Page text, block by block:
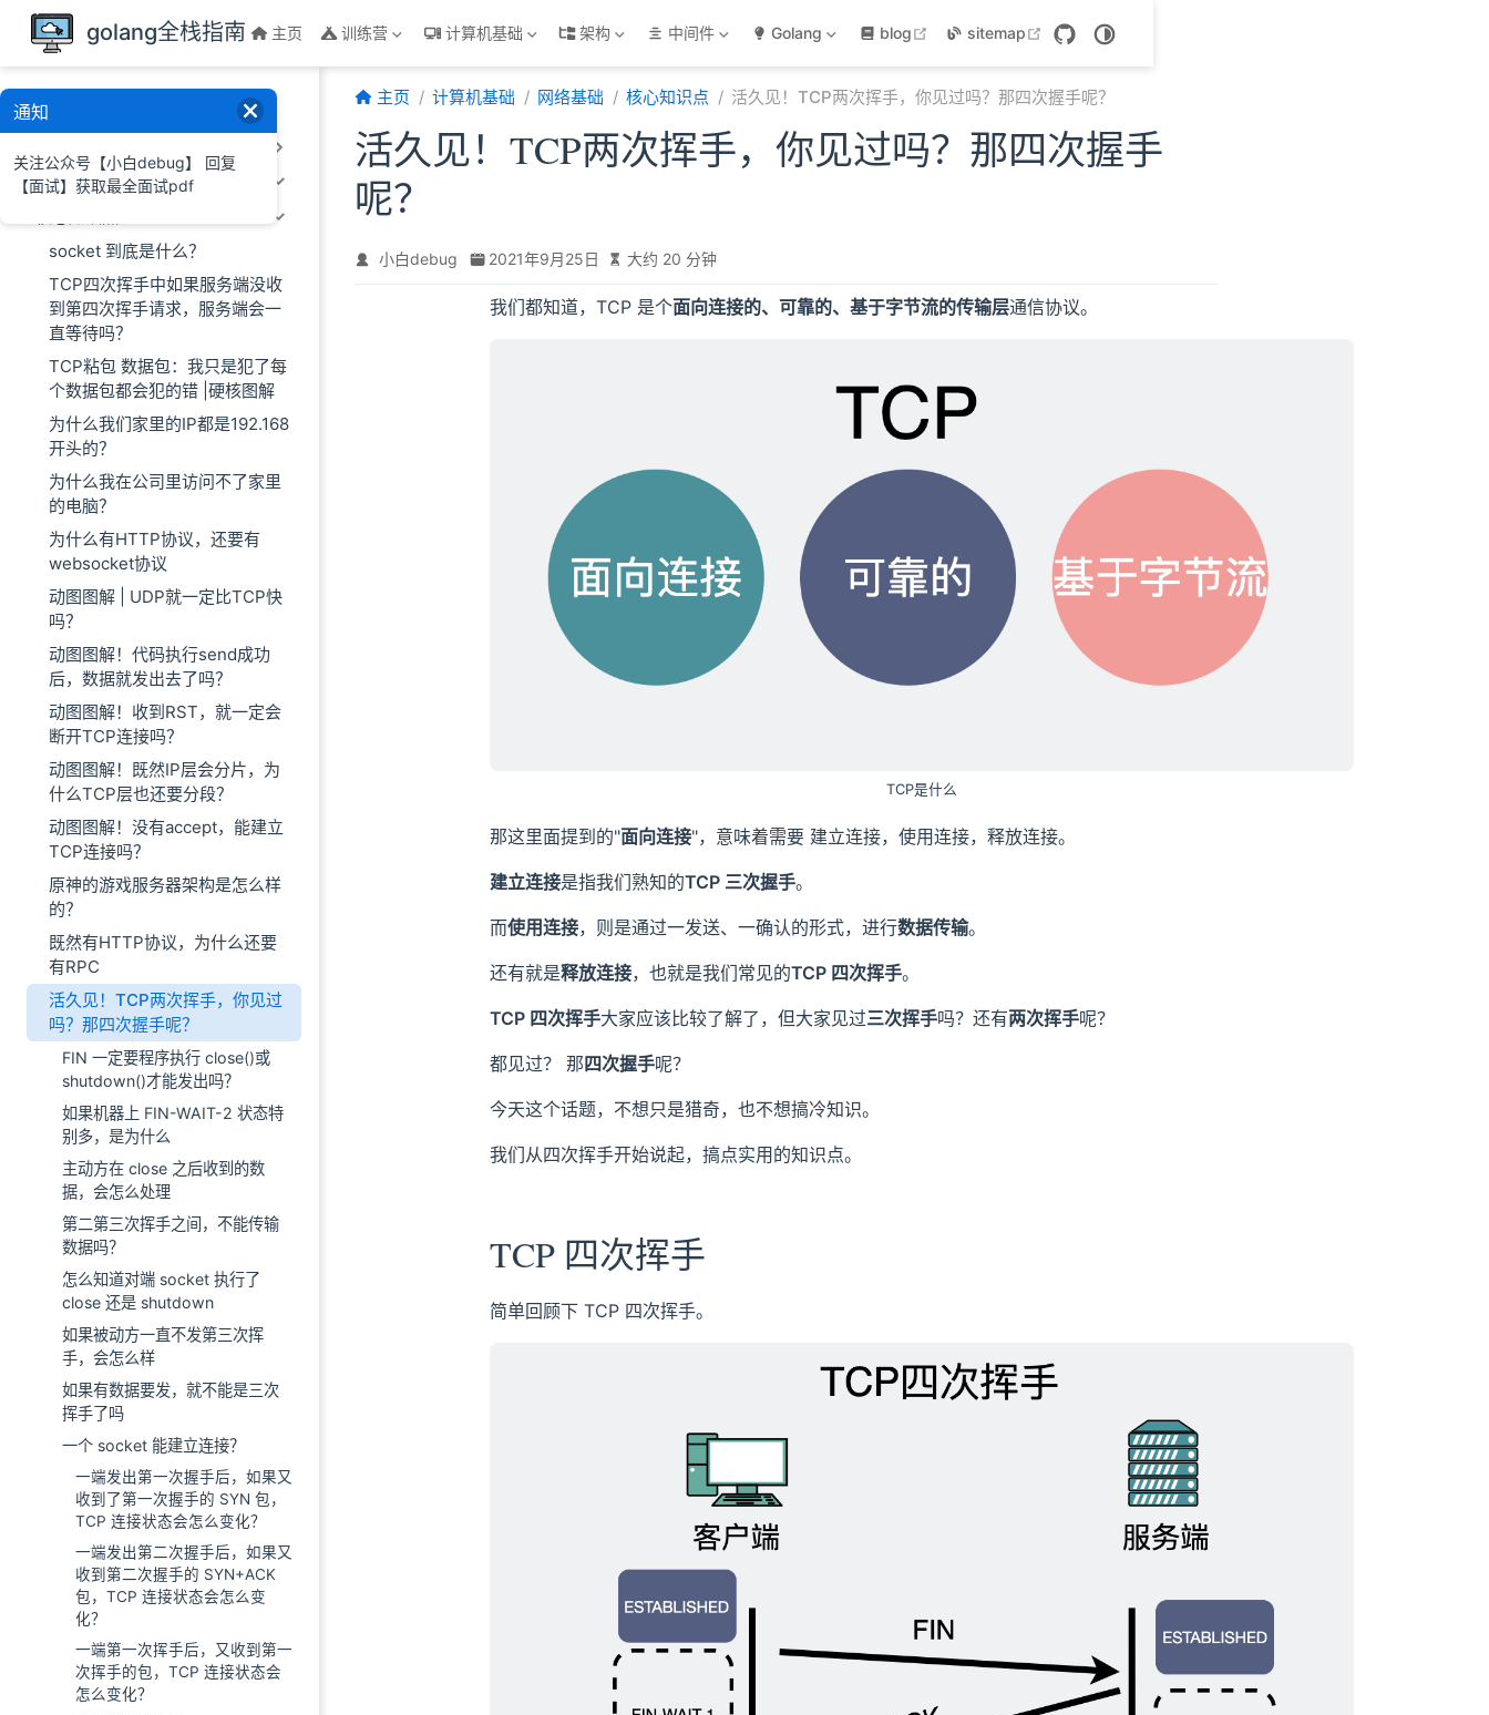
跳至主要內容
golang全栈指南 主页 训练营 计算机基础 架构 中间件 Golang blog open in new window
sitemap open in new window
计算机基础
网络基础
socket 到底是什么？
TCP四次挥手中如果服务端没收
到第四次挥手请求，服务端会一
直等待吗？
TCP粘包 数据包：我只是犯了每
个数据包都会犯的错 |硬核图解
为什么我们家里的IP都是192.168
开头的？
为什么我在公司里访问不了家里
的电脑？
为什么有HTTP协议，还要有
websocket协议
动图图解 | UDP就一定比TCP快
吗？
动图图解！代码执行send成功
后，数据就发出去了吗？
动图图解！收到RST，就一定会
断开TCP连接吗？
动图图解！既然IP层会分片，为
什么TCP层也还要分段？
动图图解！没有accept，能建立
TCP连接吗？
原神的游戏服务器架构是怎么样
的？
既然有HTTP协议，为什么还要
有RPC
活久见！TCP两次挥手，你见过
吗？那四次握手呢？
FIN 一定要程序执行 close()或
shutdown()才能发出吗？
如果机器上 FIN-WAIT-2 状态特
别多，是为什么
主动方在 close 之后收到的数
据，会怎么处理
第二第三次挥手之间，不能传输
数据吗？
怎么知道对端 socket 执行了
close 还是 shutdown
如果被动方一直不发第三次挥
手，会怎么样
如果有数据要发，就不能是三次
挥手了吗
一个 socket 能建立连接？
一端发出第一次握手后，如果又
收到了第一次握手的 SYN 包，
TCP 连接状态会怎么变化？
一端发出第二次握手后，如果又
收到第二次握手的 SYN+ACK
包，TCP 连接状态会怎么变
化？
一端第一次挥手后，又收到第一
次挥手的包，TCP 连接状态会
怎么变化？
主页 计算机基础 网络基础 核心知识点 活久见！TCP两次挥手，你见过吗？那四次握手呢？
活久见！TCP两次挥手，你见过吗？那四次握手
呢？
小白debug 2021年9月25日 大约 20 分钟
我们都知道，TCP 是个面向连接的、可靠的、基于字节流的传输层通信协议。
TCP是什么
那这里面提到的"面向连接"，意味着需要 建立连接，使用连接，释放连接。
建立连接是指我们熟知的TCP 三次握手。
而使用连接，则是通过一发送、一确认的形式，进行数据传输。
还有就是释放连接，也就是我们常见的TCP 四次挥手。
TCP 四次挥手大家应该比较了解了，但大家见过三次挥手吗？还有两次挥手呢？
都见过？ 那四次握手呢？
今天这个话题，不想只是猎奇，也不想搞冷知识。
我们从四次挥手开始说起，搞点实用的知识点。
TCP 四次挥手
简单回顾下 TCP 四次挥手。
通知
关注公众号【小白debug】 回复
【面试】获取最全面试pdf